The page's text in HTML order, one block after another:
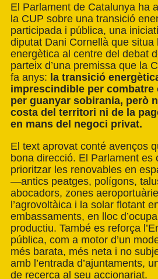
El Parlament de Catalunya ha
la CUP sobre una transició
participada i pública, una
diputat Dani Cornellà que situa
energètica al centre del debat
parteix d’una premissa que la
fa anys: la transició
imprescindible per combatre
per guanyar sobirania, però
costa del territori ni de la
en mans del negoci privat.
El text aprovat conté avenços
bona direcció. El Parlament es
prioritzar les renovables en
—antics peatges, polígons,
abocadors, zones
l’agrovoltàica i la solar flotant
embassaments, en lloc
productiu. També es reforça
pública, com a motor d’un
més barata, més neta i no
amb l’entrada d’ajuntaments,
de recerca al seu accionariat.